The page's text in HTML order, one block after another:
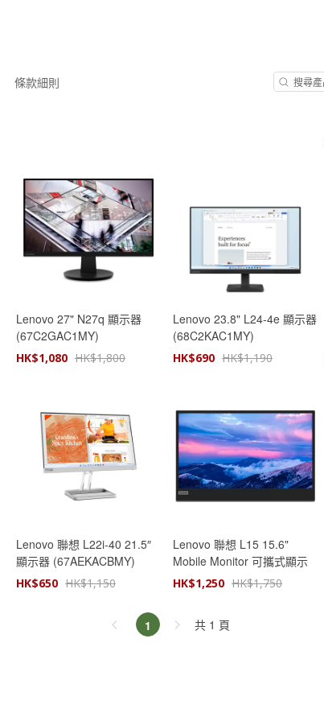
條款細則
Lenovo 27" N27q 顯示器
(67C2GAC1MY)
HK$1,080 HK$1,800
Lenovo 23.8" L24-4e 顯示器
(68C2KAC1MY)
HK$690 HK$1,190
Lenovo 聯想 L22i-40 21.5″
顯示器 (67AEKACBMY)
HK$650 HK$1,150
Lenovo 聯想 L15 15.6"
Mobile Monitor 可攜式顯示
器 66E4UAC1WW
HK$1,250 HK$1,750
1 共 1 頁